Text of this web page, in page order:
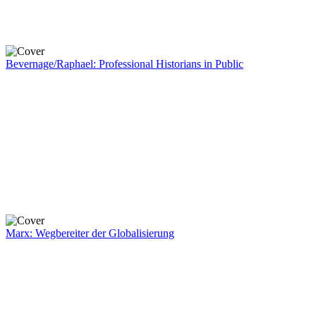
Bevernage/Raphael: Professional Historians in Public
Marx: Wegbereiter der Globalisierung